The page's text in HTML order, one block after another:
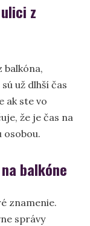
z
balkóna,
už dlhší čas
ak ste vo
že je čas na
osobou.
balkóne
znamenie.
správy